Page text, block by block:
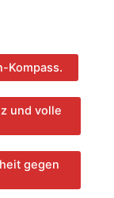
Kompass.
und volle
gegen